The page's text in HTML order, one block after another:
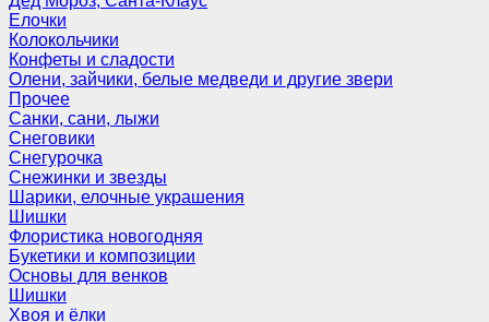
Елочки
Колокольчики
Конфеты и сладости
Олени, зайчики, белые медведи и другие звери
Прочее
Санки, сани, лыжи
Снеговики
Снегурочка
Снежинки и звезды
Шарики, елочные украшения
Шишки
Флористика новогодняя
Букетики и композиции
Основы для венков
Шишки
Хвоя и ёлки